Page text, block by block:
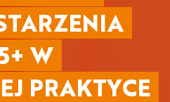
W
PRAKTYCE